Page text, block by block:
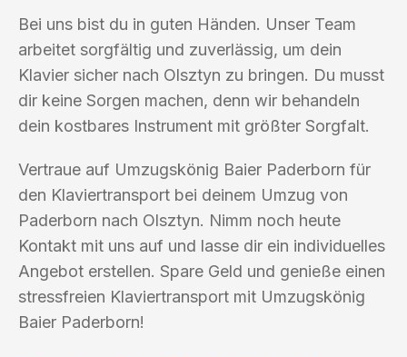
Bei uns bist du in guten Händen. Unser Team
arbeitet sorgfältig und zuverlässig, um dein
Klavier sicher nach Olsztyn zu bringen. Du musst
dir keine Sorgen machen, denn wir behandeln
dein kostbares Instrument mit größter Sorgfalt.
Vertraue auf Umzugskönig Baier Paderborn für
den Klaviertransport bei deinem Umzug von
Paderborn nach Olsztyn. Nimm noch heute
Kontakt mit uns auf und lasse dir ein individuelles
Angebot erstellen. Spare Geld und genieße einen
stressfreien Klaviertransport mit Umzugskönig
Baier Paderborn!